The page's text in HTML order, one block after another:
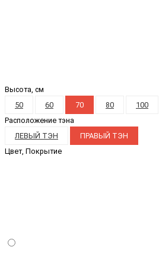
Высота, см
50
60 70 80 100
Расположение тэна
ЛЕВЫЙ ТЭН
ПРАВЫЙ ТЭН
Цвет, Покрытие